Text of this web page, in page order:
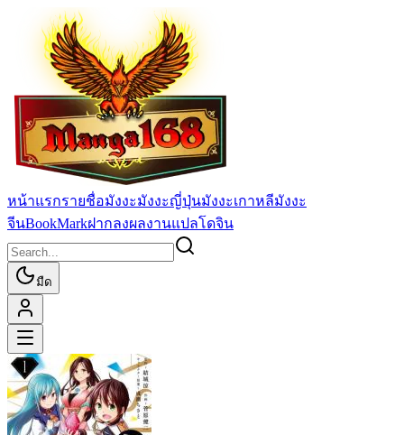
หน้าแรกรายชื่อมังงะมังงะญี่ปุ่นมังงะเกาหลีมังงะ
จีนBookMarkฝากลงผลงานแปลโดจิน
มืด